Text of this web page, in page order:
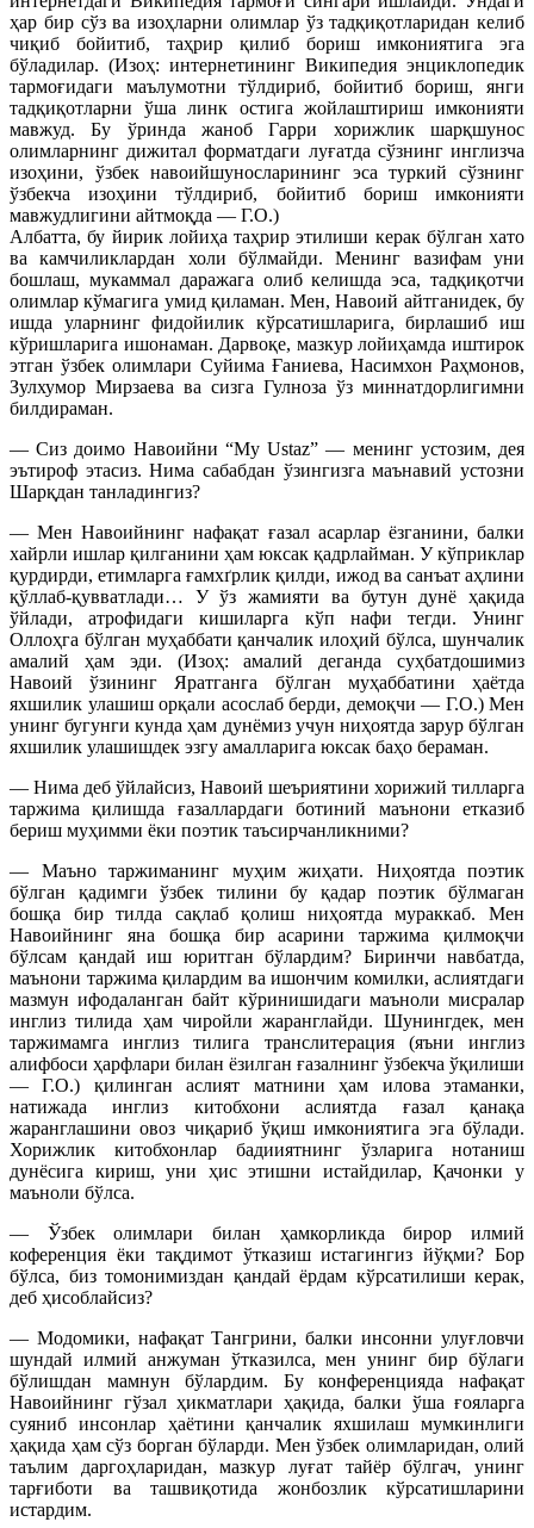
ҳар бир сўз ва изоҳларни олимлар ўз тадқиқотларидан келиб
чиқиб бойитиб, таҳрир қилиб бориш имкониятига эга
бўладилар. (Изоҳ: интернетининг Википедия энциклопедик
тармоғидаги маълумотни тўлдириб, бойитиб бориш, янги
тадқиқотларни ўша линк остига жойлаштириш имконияти
мавжуд. Бу ўринда жаноб Гарри хорижлик шарқшунос
олимларнинг дижитал форматдаги луғатда сўзнинг инглизча
изоҳини, ўзбек навоийшуносларининг эса туркий сўзнинг
ўзбекча изоҳини тўлдириб, бойитиб бориш имконияти
мавжудлигини айтмоқда — Г.О.)
Албатта, бу йирик лойиҳа таҳрир этилиши керак бўлган хато
ва камчиликлардан холи бўлмайди. Менинг вазифам уни
бошлаш, мукаммал даражага олиб келишда эса, тадқиқотчи
олимлар кўмагига умид қиламан. Мен, Навоий айтганидек, бу
ишда уларнинг фидойилик кўрсатишларига, бирлашиб иш
кўришларига ишонаман. Дарвоқе, мазкур лойиҳамда иштирок
этган ўзбек олимлари Суйима Ғаниева, Насимхон Раҳмонов,
Зулхумор Мирзаева ва сизга Гулноза ўз миннатдорлигимни
билдираман.
— Сиз доимо Навоийни “My Ustaz” — менинг устозим, дея
эътироф этасиз. Нима сабабдан ўзингизга маънавий устозни
Шарқдан танладингиз?
— Мен Навоийнинг нафақат ғазал асарлар ёзганини, балки
хайрли ишлар қилганини ҳам юксак қадрлайман. У кўприклар
қурдирди, етимларга ғамхґрлик қилди, ижод ва санъат аҳлини
қўллаб-қувватлади… У ўз жамияти ва бутун дунё ҳақида
ўйлади, атрофидаги кишиларга кўп нафи тегди. Унинг
Оллоҳга бўлган муҳаббати қанчалик илоҳий бўлса, шунчалик
амалий ҳам эди. (Изоҳ: амалий деганда суҳбатдошимиз
Навоий ўзининг Яратганга бўлган муҳаббатини ҳаётда
яхшилик улашиш орқали асослаб берди, демоқчи — Г.О.) Мен
унинг бугунги кунда ҳам дунёмиз учун ниҳоятда зарур бўлган
яхшилик улашишдек эзгу амалларига юксак баҳо бераман.
— Нима деб ўйлайсиз, Навоий шеъриятини хорижий тилларга
таржима қилишда ғазаллардаги ботиний маънони етказиб
бериш муҳимми ёки поэтик таъсирчанликними?
— Маъно таржиманинг муҳим жиҳати. Ниҳоятда поэтик
бўлган қадимги ўзбек тилини бу қадар поэтик бўлмаган
бошқа бир тилда сақлаб қолиш ниҳоятда мураккаб. Мен
Навоийнинг яна бошқа бир асарини таржима қилмоқчи
бўлсам қандай иш юритган бўлардим? Биринчи навбатда,
маънони таржима қилардим ва ишончим комилки, аслиятдаги
мазмун ифодаланган байт кўринишидаги маъноли мисралар
инглиз тилида ҳам чиройли жаранглайди. Шунингдек, мен
таржимамга инглиз тилига транслитерация (яъни инглиз
алифбоси ҳарфлари билан ёзилган ғазалнинг ўзбекча ўқилиши
— Г.О.) қилинган аслият матнини ҳам илова этаманки,
натижада инглиз китобхони аслиятда ғазал қанақа
жаранглашини овоз чиқариб ўқиш имкониятига эга бўлади.
Хорижлик китобхонлар бадииятнинг ўзларига нотаниш
дунёсига кириш, уни ҳис этишни истайдилар, Қачонки у
маъноли бўлса.
— Ўзбек олимлари билан ҳамкорликда бирор илмий
коференция ёки тақдимот ўтказиш истагингиз йўқми? Бор
бўлса, биз томонимиздан қандай ёрдам кўрсатилиши керак,
деб ҳисоблайсиз?
— Модомики, нафақат Тангрини, балки инсонни улуғловчи
шундай илмий анжуман ўтказилса, мен унинг бир бўлаги
бўлишдан мамнун бўлардим. Бу конференцияда нафақат
Навоийнинг гўзал ҳикматлари ҳақида, балки ўша ғояларга
суяниб инсонлар ҳаётини қанчалик яхшилаш мумкинлиги
ҳақида ҳам сўз борган бўларди. Мен ўзбек олимларидан, олий
таълим даргоҳларидан, мазкур луғат тайёр бўлгач, унинг
тарғиботи ва ташвиқотида жонбозлик кўрсатишларини
истардим.